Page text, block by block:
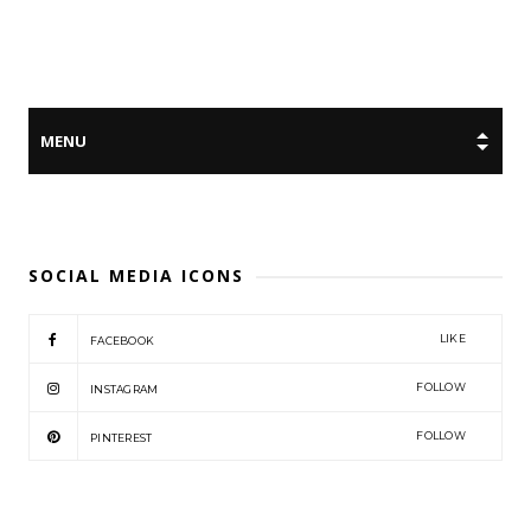
SOCIAL MEDIA ICONS
FACEBOOK LIKE
INSTAGRAM FOLLOW
PINTEREST FOLLOW